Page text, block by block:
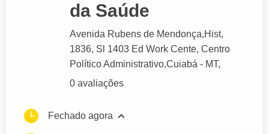
da Saúde
Avenida Rubens de Mendonça,Hist,
1836, Sl 1403 Ed Work Cente, Centro
Político Administrativo,Cuiabá - MT,
0 avaliações
Fechado agora